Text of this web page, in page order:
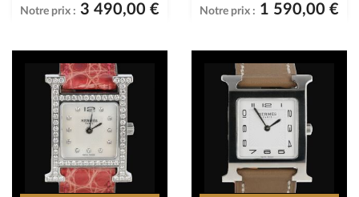
Notre prix : 3 490,00 €
Notre prix : 1 590,00 €